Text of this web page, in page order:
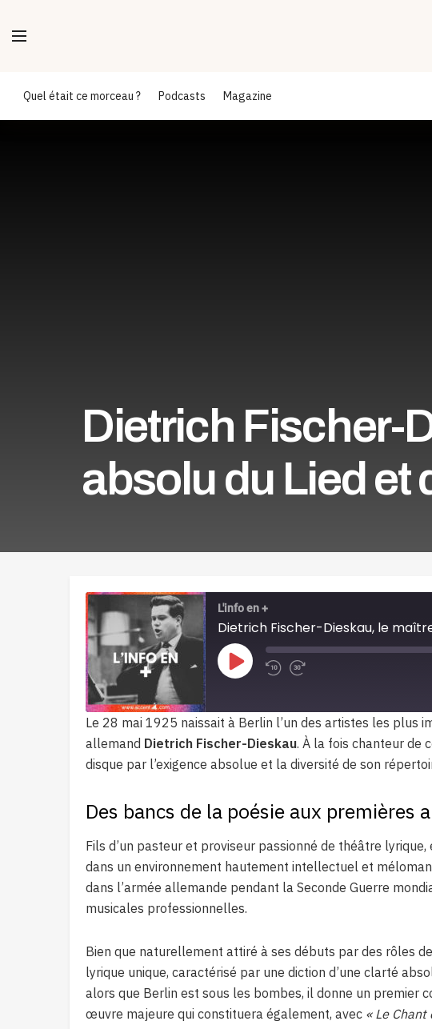
Quel était ce morceau ? Podcasts Magazine
Dietrich Fischer-
absolu du Lied et
L'info en +
Dietrich Fischer-Dieskau, le
Play
Episode
Le 28 mai 1925 naissait à Berlin l’un des artistes les plus
allemand Dietrich Fischer-Dieskau. À la fois chanteur de
disque par l’exigence absolue et la diversité de son
Des bancs de la poésie aux premières
Fils d’un pasteur et proviseur passionné de théâtre
dans un environnement hautement intellectuel et
dans l’armée allemande pendant la Seconde Guerre
musicales professionnelles.
Bien que naturellement attiré à ses débuts par des rôles
lyrique unique, caractérisé par une diction d’une clarté
alors que Berlin est sous les bombes, il donne un premier
œuvre majeure qui constituera également, avec « Le Chant